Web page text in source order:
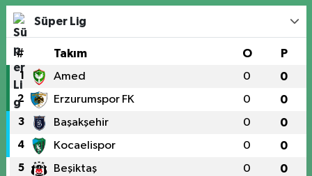
Süper Lig
# Takım O P
1 Amed 0 0
2 Erzurumspor FK 0 0
3 Başakşehir 0 0
4 Kocaelispor 0 0
5 Beşiktaş 0 0